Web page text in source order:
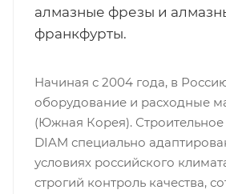
алмазные фрезы и
франкфурты.
Начиная с 2004 года, в
оборудование и расходные
(Южная Корея).
DIAM специально
условиях российского
строгий контроль качества,